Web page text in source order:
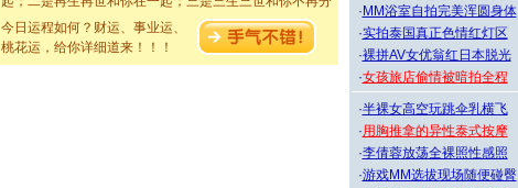
离。水晶之恋祝你新年快乐
[元旦]当我狠下心扭头离去那一刻，你在我身后无助地哭
泣，这痛楚让我明白我多么爱你。我转身抱住你：这猪不
卖了。水晶之恋祝你新年快乐。
今日运程如何？财运、事业运、
桃花运，给你详细道来！！！
· MM浴室自拍完美浑圆身体
·实拍泰国真正色情红灯区
·裸拼AV女优翁红日本脱光
·女孩旅店偷情被暗拍全程
·半裸女高空玩跳伞乳横飞
·用胸推拿的异性泰式按摩
·李倩蓉放荡全裸照性感照
·游戏MM选拔现场随便碰臀